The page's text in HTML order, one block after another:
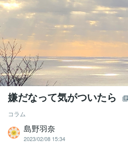
嫌だなって気がついたら
コラム
島野羽奈
2023/02/08 15:34